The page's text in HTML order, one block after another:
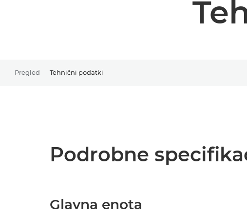
Pregled Tehnični podatki
Podrobne
Glavna enota